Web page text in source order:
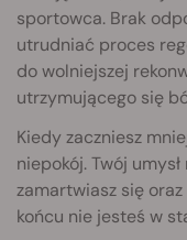
sportowca. Brak
utrudniać proces
do wolniejszej
utrzymującego się
Kiedy zaczniesz
niepokój. Twój
zamartwiasz się
końcu nie jesteś w